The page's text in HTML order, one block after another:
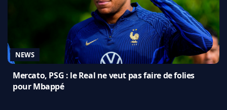
NEWS
Mercato, PSG : le Real ne veut pas faire de folies
pour Mbappé